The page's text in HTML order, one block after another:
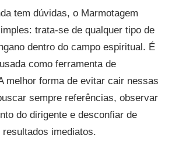
tem dúvidas, o Marmotagem
trata-se de qualquer tipo de
dentro do campo espiritual. É
como ferramenta de
melhor forma de evitar cair nessas
sempre referências, observar
do dirigente e desconfiar de
resultados imediatos.